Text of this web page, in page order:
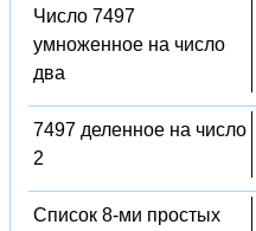
Число 7497
умноженное на число
два
7497 деленное на число
2
Список 8-ми простых